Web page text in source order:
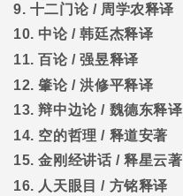
9. 十二门论/ 周学农释译
10. 中论/韩廷杰释译
11.百论/强昱释译
12.肇论/洪修平释译
13.辩中边论/ 魏德东释译
14. 空的哲理 / 释道安著
15.金刚经讲话 /释星云著
16. 人天眼目 / 方铭释译